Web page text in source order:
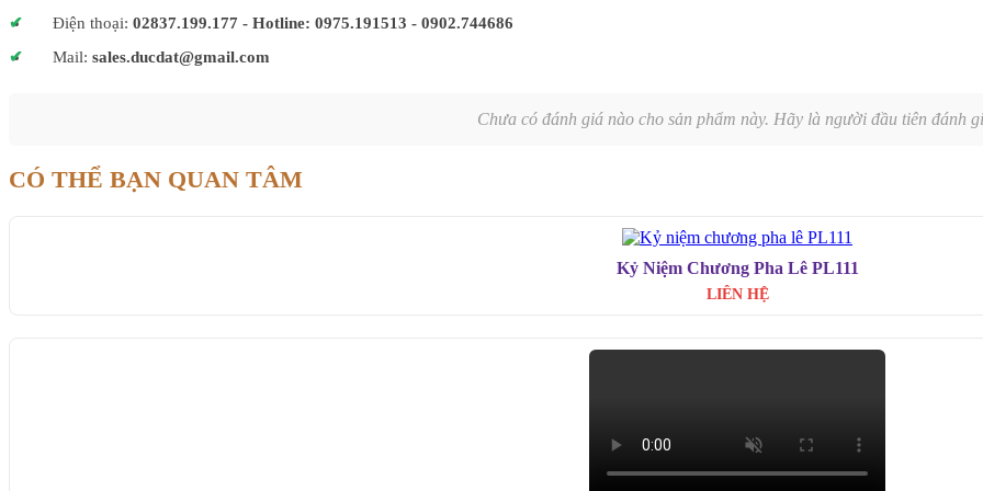
Điện thoại: 02837.199.177 - Hotline: 0975.191513 - 0902.744686
Mail: sales.ducdat@gmail.com
Chưa có đánh giá nào cho sản phẩm này. Hãy là người đầu tiên đánh
CÓ THỂ BẠN QUAN TÂM
Kỷ Niệm Chương Pha Lê PL111
LIÊN HỆ